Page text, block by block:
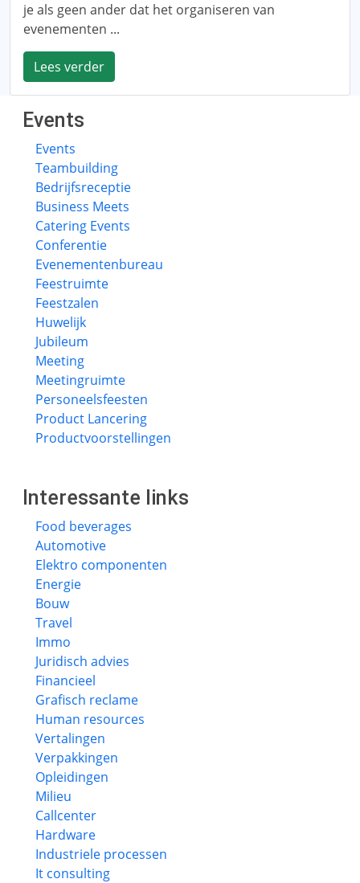
je als geen ander dat het organiseren van
evenementen ...
Lees verder
Events
Events
Teambuilding
Bedrijfsreceptie
Business Meets
Catering Events
Conferentie
Evenementenbureau
Feestruimte
Feestzalen
Huwelijk
Jubileum
Meeting
Meetingruimte
Personeelsfeesten
Product Lancering
Productvoorstellingen
Interessante links
Food beverages
Automotive
Elektro componenten
Energie
Bouw
Travel
Immo
Juridisch advies
Financieel
Grafisch reclame
Human resources
Vertalingen
Verpakkingen
Opleidingen
Milieu
Callcenter
Hardware
Industriele processen
It consulting